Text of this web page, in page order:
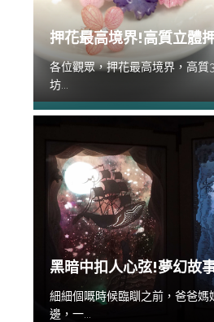
押花最高境界!高質立體
各位觀眾，押花最高境界，高質
坊...
黑暗中扣人心弦!夢幻故
細細個嘅時候臨瞓之前，爸爸媽
邊，一...